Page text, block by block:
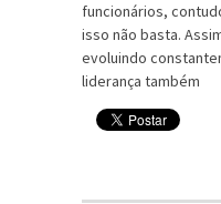
funcionários,
isso não basta.
evoluindo
liderança também